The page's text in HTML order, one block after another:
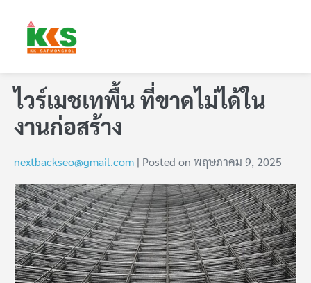
ไวร์เมชเทพื้น ที่ขาดไม่ได้ใน
งานก่อสร้าง
nextbackseo@gmail.com | Posted on พฤษภาคม 9, 2025